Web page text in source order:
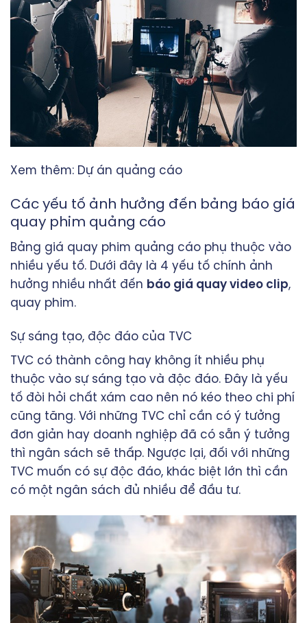
Xem thêm: Dự án quảng cáo
Các yếu tố ảnh hưởng đến bảng báo giá
quay phim quảng cáo
Bảng giá quay phim quảng cáo phụ thuộc vào
nhiều yếu tố. Dưới đây là 4 yếu tố chính ảnh
hưởng nhiều nhất đến báo giá quay video clip,
quay phim.
Sự sáng tạo, độc đáo của TVC
TVC có thành công hay không ít nhiều phụ
thuộc vào sự sáng tạo và độc đáo. Đây là yếu
tố đòi hỏi chất xám cao nên nó kéo theo chi phí
cũng tăng. Với những TVC chỉ cần có ý tưởng
đơn giản hay doanh nghiệp đã có sẵn ý tưởng
thì ngân sách sẽ thấp. Ngược lại, đối với những
TVC muốn có sự độc đáo, khác biệt lớn thì cần
có một ngân sách đủ nhiều để đầu tư.